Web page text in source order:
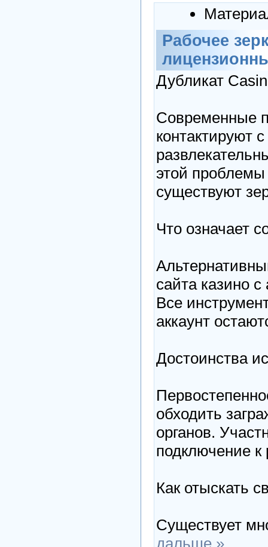
Рабочее
Дубликат
Современные
контактируют
этой
существуют
Что означает
сайта казино
Все
аккаунт
Достоинства
обходить
органов.
подключение к
Как отыскать
Существует
дальше »